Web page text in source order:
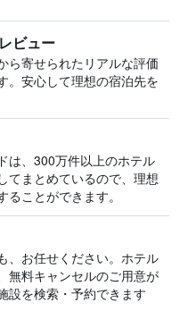
ビュー
ら寄せられたリアルな評価
。安心して理想の宿泊先を
は、300万件以上のホテル
てまとめているので、理想
ことができます。
、お任せください。ホテル
無料キャンセルのご用意が
設を検索・予約できます